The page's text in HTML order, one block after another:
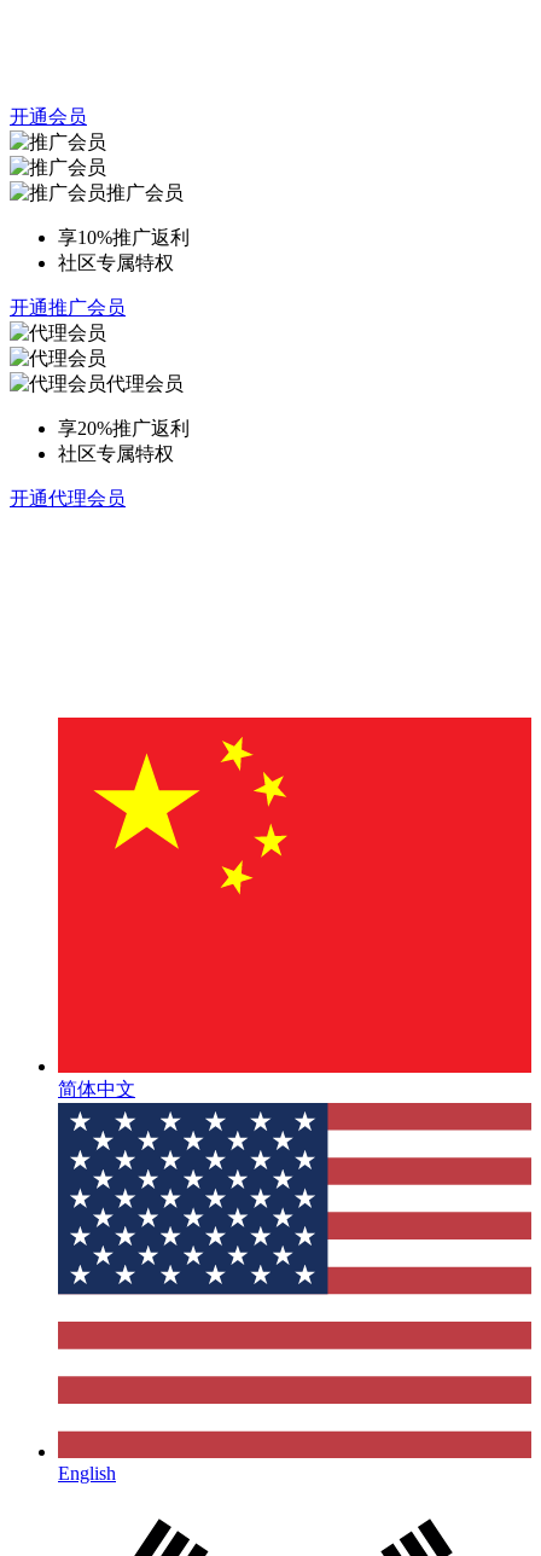
开通会员
推广会员
享10%推广返利
社区专属特权
开通推广会员
代理会员
享20%推广返利
社区专属特权
开通代理会员
简体中文
English